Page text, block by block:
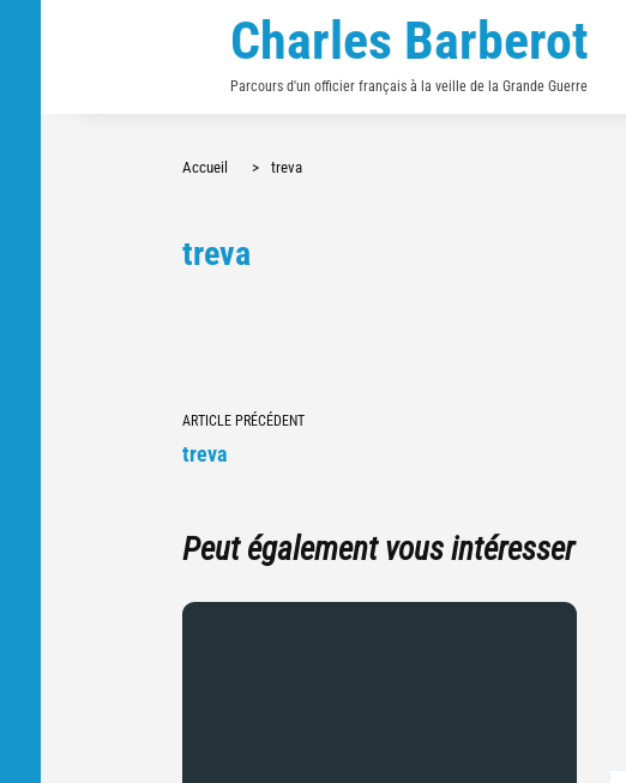
Charles Barberot
Parcours d'un officier français à la veille de la Grande Guerre
Accueil > treva
treva
Navigation
vers
ARTICLE PRÉCÉDENT
treva
Peut également vous intéresser